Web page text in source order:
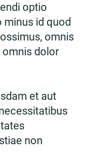
optio
id quod
omnis
omnis dolor
et aut
non